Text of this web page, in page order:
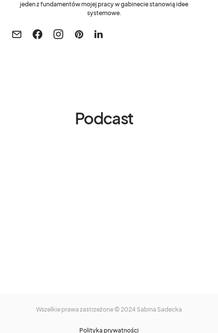
jeden z fundamentów mojej pracy w gabinecie stanowią idee
systemowe.
Podcast
Wszelkie prawa zastrzeżone © 2024 Sabina Sadecka
Polityka prywatności